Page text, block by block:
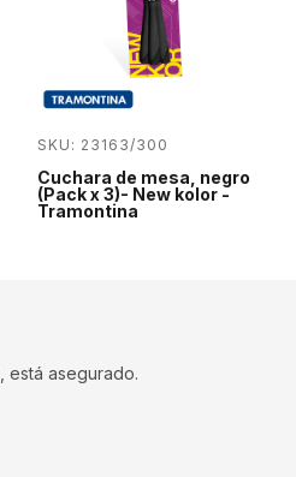
SKU: 23163/300
Cuchara de mesa, negro
(Pack x 3)- New kolor -
Tramontina
está asegurado.